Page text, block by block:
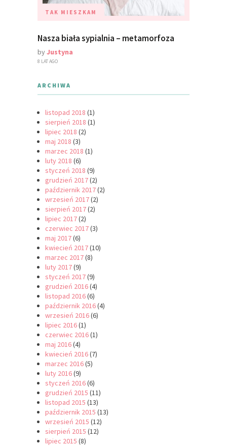
TAK MIESZKAM
Nasza biała sypialnia – metamorfoza
byJustyna
8 LAT AGO
ARCHIWA
listopad 2018 (1)
sierpień 2018 (1)
lipiec 2018 (2)
maj 2018 (3)
marzec 2018 (1)
luty 2018 (6)
styczeń 2018 (9)
grudzień 2017(2)
październik 2017(2)
wrzesień 2017(2)
sierpień 2017(2)
lipiec 2017(2)
czerwiec 2017(3)
maj 2017(6)
kwiecień 2017(10)
marzec 2017(8)
luty 2017(9)
styczeń 2017(9)
grudzień 2016(4)
listopad 2016(6)
październik 2016(4)
wrzesień 2016(6)
lipiec 2016(1)
czerwiec 2016(1)
maj 2016(4)
kwiecień 2016(7)
marzec 2016(5)
luty 2016(9)
styczeń 2016(6)
grudzień 2015 (11)
listopad 2015 (13)
październik 2015 (13)
wrzesień 2015 (12)
sierpień 2015 (12)
lipiec 2015 (8)